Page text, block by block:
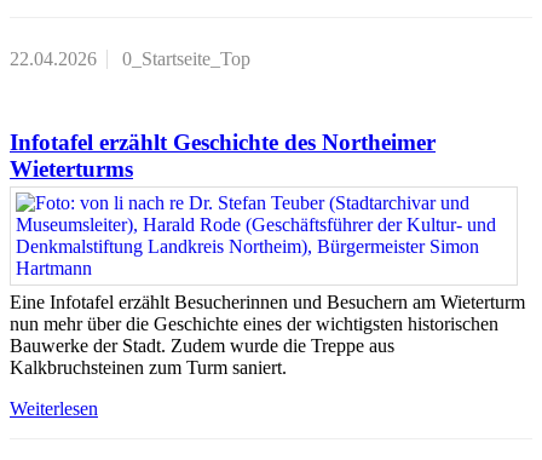
22.04.2026 0_Startseite_Top
Infotafel erzählt Geschichte des Northeimer
Wieterturms
Eine Infotafel erzählt Besucherinnen und Besuchern am Wieterturm
nun mehr über die Geschichte eines der wichtigsten historischen
Bauwerke der Stadt. Zudem wurde die Treppe aus
Kalkbruchsteinen zum Turm saniert.
Weiterlesen